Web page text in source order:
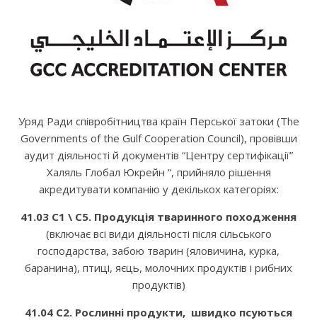
Уряд Ради співробітництва країн Перської затоки (The
Governments of the Gulf Cooperation Council), провівши
аудит діяльності й документів “Центру сертифікації”
Халяль Глобал Юкрейн “, прийняло рішення
акредитувати компанію у декількох категоріях:
41.03 C1 \ C5. Продукція тваринного походження
(включає всі види діяльності після сільського
господарства, забою тварин (яловичина, курка,
баранина), птиці, яєць, молочних продуктів і рибних
продуктів)
41.04 C2. Рослинні продукти, швидко псуються